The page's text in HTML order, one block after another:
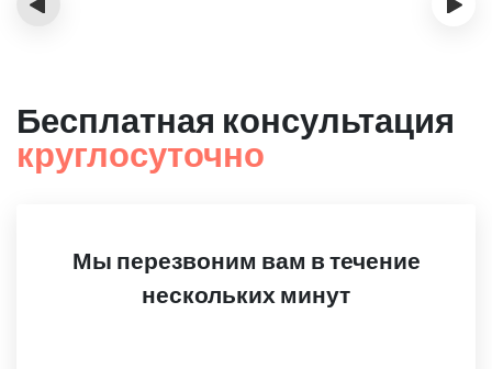
Бесплатная консультация
круглосуточно
Мы перезвоним вам в течение
нескольких минут